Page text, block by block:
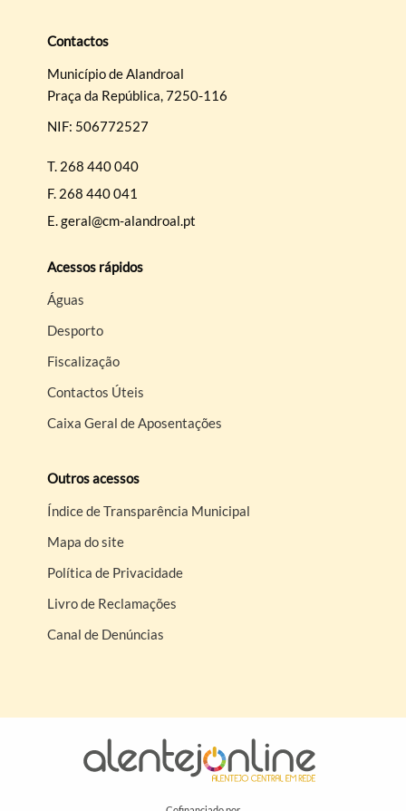
Termo de Pesquisa
Contactos
Município de Alandroal
Praça da República, 7250-116
NIF: 506772527
T. 268 440 040
F. 268 440 041
E.geral@cm-alandroal.pt
Acessos rápidos
Águas
Desporto
Fiscalização
Contactos Úteis
Caixa Geral de Aposentações
Outros acessos
Índice de Transparência Municipal
Mapa do site
Política de Privacidade
Livro de Reclamações
Canal de Denúncias